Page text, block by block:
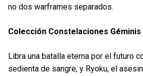
no dos warframes separados.
Colección Constelaciones Géminis
Libra una batalla eterna por el futuro
sedienta de sangre, y Ryoku, el